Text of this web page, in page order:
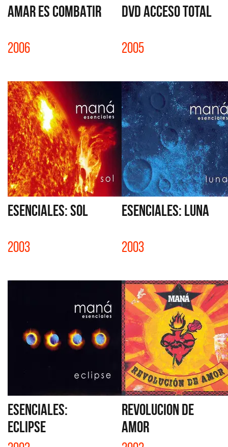
AMAR ES COMBATIR
2006
DVD ACCESO TOTAL
2005
ESENCIALES: SOL
2003
ESENCIALES: LUNA
2003
ESENCIALES:
ECLIPSE
REVOLUCION DE
AMOR